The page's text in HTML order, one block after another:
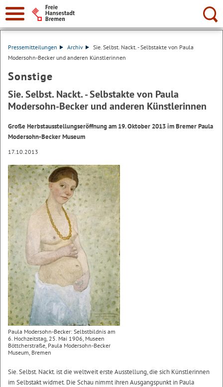
Suche:
Pressemitteilungen Archiv
Sie. Selbst. Nackt. - Selbstakte von Paula
Modersohn-Becker und anderen Künstlerinnen
Sonstige
Sie. Selbst. Nackt. - Selbstakte von Paula
Modersohn-Becker und anderen Künstlerinnen
Große Herbstausstellungseröffnung am 19. Oktober 2013 im Bremer Paula
Modersohn-Becker Museum
17.10.2013
Paula Modersohn-Becker: Selbstbildnis am
6. Hochzeitstag, 25. Mai 1906, Museen
Böttcherstraße, Paula Modersohn-Becker
Museum, Bremen
Sie. Selbst. Nackt. ist die weltweit erste Ausstellung, die sich Künstlerinnen
im Selbstakt widmet. Die Schau nimmt ihren Ausgangspunkt in Paula